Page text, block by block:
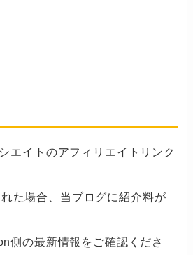
エイトのアフィリエイトリンク
た場合、当ブログに紹介料が
側の最新情報をご確認くださ